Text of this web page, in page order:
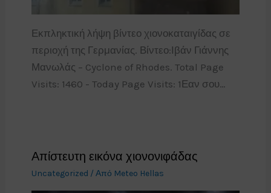
Εκπληκτική λήψη βίντεο χιονοκαταιγίδας σε
περιοχή της Γερμανίας. Βίντεο:Ιβάν Γιάννης
Μανωλάς – Cyclone of Rhodes. Total Page
Visits: 1460 - Today Page Visits: 1Εαν σου…
Απίστευτη εικόνα χιονονιφάδας
Uncategorized / Από Meteo Hellas